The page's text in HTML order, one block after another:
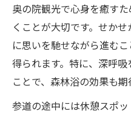
奥の院観光で心身を癒す
くことが大切です。せか
に思いを馳せながら進む
得られます。特に、深呼
ことで、森林浴の効果も期
参道の途中には休憩スポ